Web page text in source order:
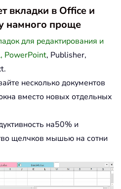
вкладки в Office и
намного проще
для редактирования и
PowerPoint, Publisher,
несколько документов
вместо новых отдельных
на50% и
щелчков мышью на сотни